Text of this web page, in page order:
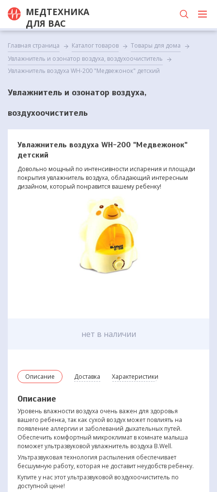
МЕДТЕХНИКА
ДЛЯ ВАС
Главная страница Каталог товаров
Товары для дома
Увлажнитель и озонатор воздуха, воздухоочиститель
Увлажнитель воздуха WH-200 "Медвежонок" детский
Увлажнитель и озонатор воздуха,
воздухоочиститель
Увлажнитель воздуха WH-200 "Медвежонок"
детский
Довольно мощный по интенсивности испарения и площади
покрытия увлажнитель воздуха, обладающий интересным
дизайном, который понравится вашему ребенку!
Описание Доставка Характеристики
Описание
Уровень влажности воздуха очень важен для здоровья
вашего ребенка, так как сухой воздух может повлиять на
появление аллергии и заболеваний дыхательных путей.
Обеспечить комфортный микроклимат в комнате малыша
поможет ультразвуковой увлажнитель воздуха B.Well.
Ультразвуковая технология распыления обеспечивает
бесшумную работу, которая не доставит неудобств ребенку.
Купите у нас этот ультразвуковой воздухоочиститель по
доступной цене!
нет в наличии